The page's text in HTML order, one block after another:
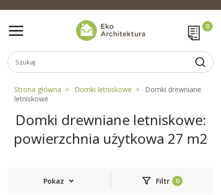
Strona główna Domki letniskowe
Domki drewniane
letniskowe
Domki drewniane letniskowe:
powierzchnia użytkowa 27 m2
Pokaz Filtr